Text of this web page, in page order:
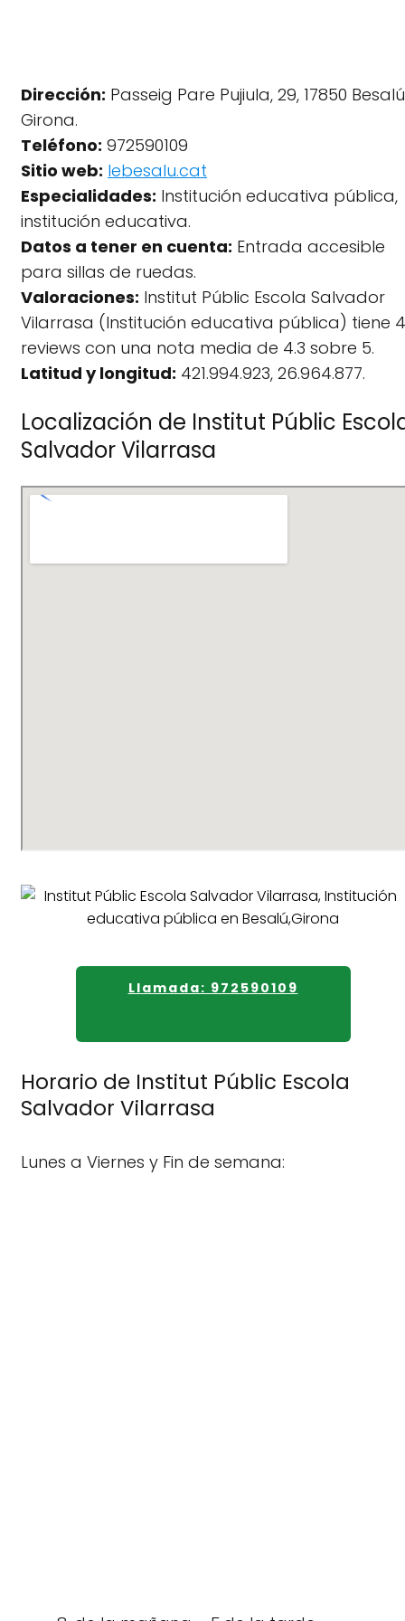
Dirección: Passeig Pare Pujiula, 29, 17850
Girona.
Teléfono: 972590109
Sitio web: Iebesalu.cat
Especialidades: Institución educativa pública,
institución educativa.
Datos a tener en cuenta: Entrada accesible
para sillas de ruedas.
Valoraciones: Institut Públic Escola Salvador
Vilarrasa (Institución educativa pública) tiene 4
reviews con una nota media de 4.3 sobre 5.
Latitud y longitud: 421.994.923, 26.964.877.
Localización de Institut Públic
Salvador Vilarrasa
Llamada: 972590109
Horario de Institut Públic Escola
Salvador Vilarrasa
Lunes a Viernes y Fin de semana: